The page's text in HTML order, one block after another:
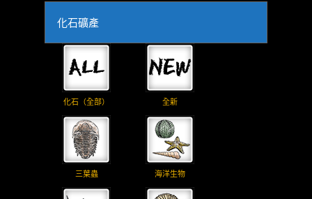
化石礦產
化石（全部） 全新
三葉蟲 海洋生物